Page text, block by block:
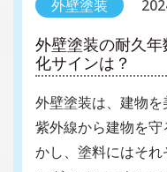
外壁塗装
外壁塗装の耐久
化サインは？
外壁塗装は、建物
紫外線から建物を
かし、塗料にはそれ